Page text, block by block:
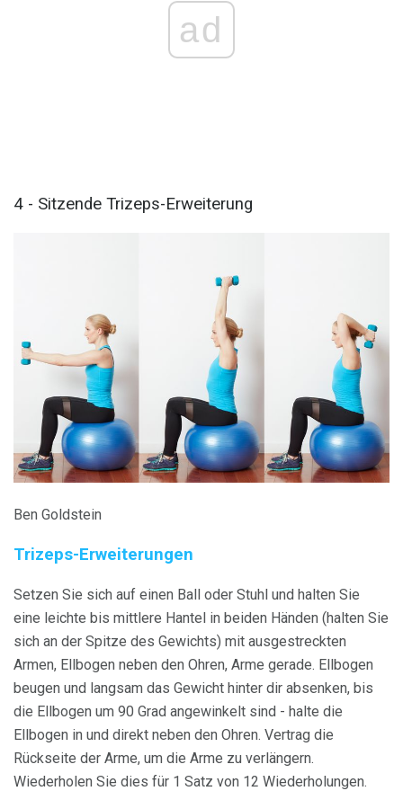
ad
4 - Sitzende Trizeps-Erweiterung
Ben Goldstein
Trizeps-Erweiterungen
Setzen Sie sich auf einen Ball oder Stuhl und halten Sie
eine leichte bis mittlere Hantel in beiden Händen (halten Sie
sich an der Spitze des Gewichts) mit ausgestreckten
Armen, Ellbogen neben den Ohren, Arme gerade. Ellbogen
beugen und langsam das Gewicht hinter dir absenken, bis
die Ellbogen um 90 Grad angewinkelt sind - halte die
Ellbogen in und direkt neben den Ohren. Vertrag die
Rückseite der Arme, um die Arme zu verlängern.
Wiederholen Sie dies für 1 Satz von 12 Wiederholungen.